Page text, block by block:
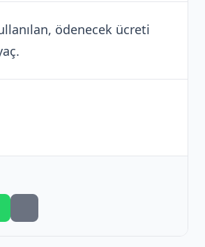
ödenecek ücreti